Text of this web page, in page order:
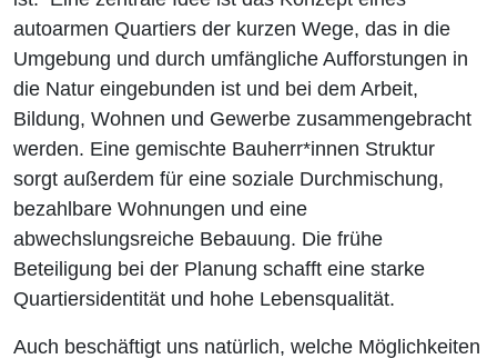
autoarmen Quartiers der kurzen Wege, das in die
Umgebung und durch umfängliche Aufforstungen in
die Natur eingebunden ist und bei dem Arbeit,
Bildung, Wohnen und Gewerbe zusammengebracht
werden. Eine gemischte Bauherr*innen Struktur
sorgt außerdem für eine soziale Durchmischung,
bezahlbare Wohnungen und eine
abwechslungsreiche Bebauung. Die frühe
Beteiligung bei der Planung schafft eine starke
Quartiersidentität und hohe Lebensqualität.
Auch beschäftigt uns natürlich, welche Möglichkeiten